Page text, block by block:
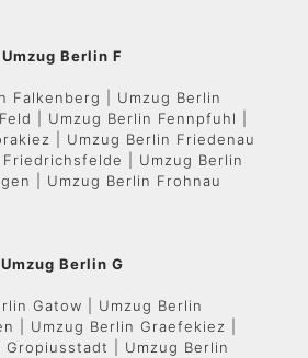
Umzug Berlin F
Falkenberg | Umzug Berlin
| Umzug Berlin Fennpfuhl |
| Umzug Berlin Friedenau
Friedrichsfelde | Umzug Berlin
| Umzug Berlin Frohnau
Umzug Berlin G
Gatow | Umzug Berlin
| Umzug Berlin Graefekiez |
Gropiusstadt | Umzug Berlin